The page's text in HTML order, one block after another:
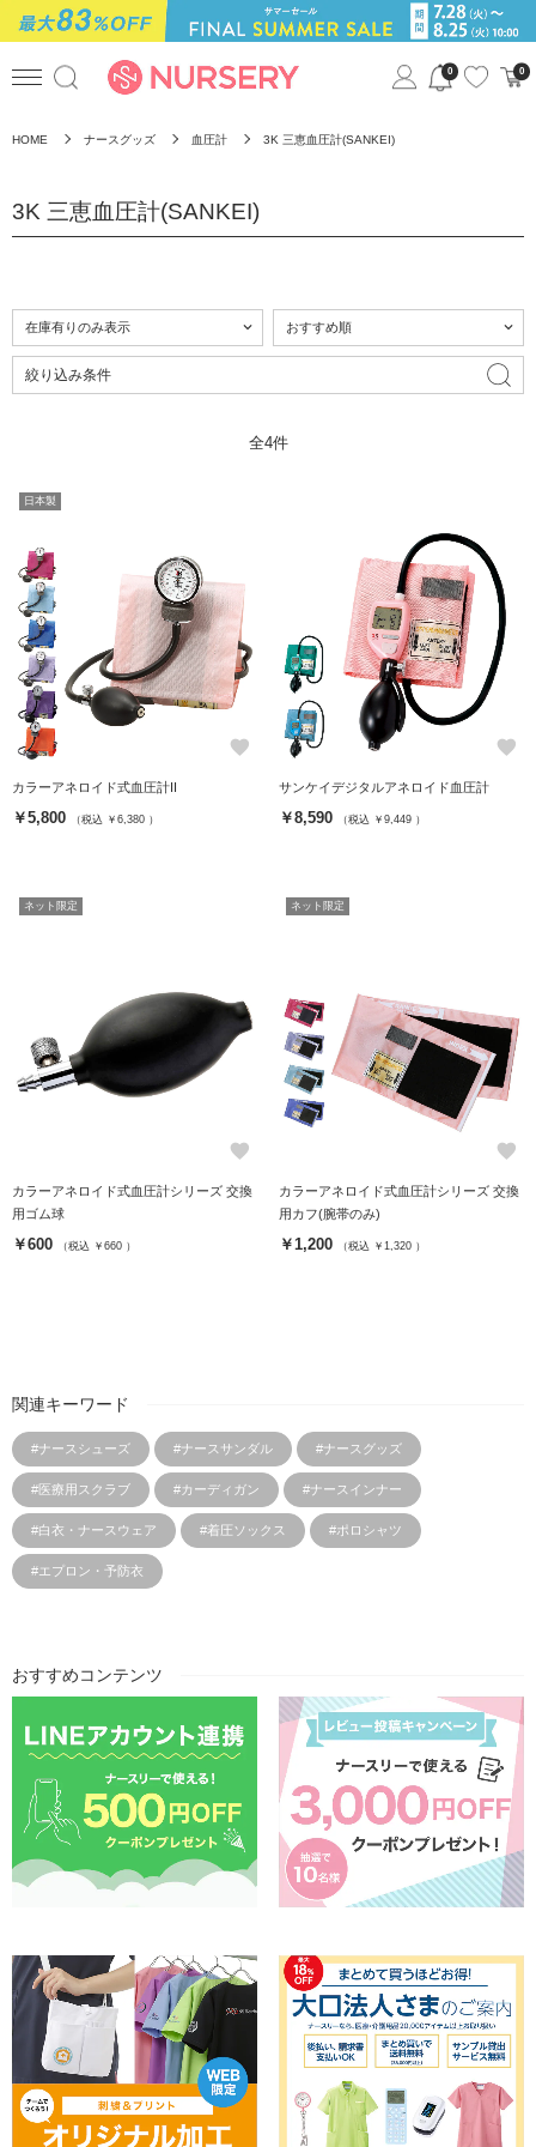
0 0
HOME ナースグッズ 血圧計 3K 三恵血圧計(SANKEI)
3K 三恵血圧計(SANKEI)
絞り込み条件
全4件
日本製
favorite
カラーアネロイド式血圧計II
￥5,800 （税込 ￥6,380 ）
favorite
サンケイデジタルアネロイド血圧計
￥8,590 （税込 ￥9,449 ）
ネット限定
favorite
カラーアネロイド式血圧計シリーズ 交換
用ゴム球
￥600 （税込 ￥660 ）
ネット限定
favorite
カラーアネロイド式血圧計シリーズ 交換
用カフ(腕帯のみ)
￥1,200 （税込 ￥1,320 ）
関連キーワード
#ナースシューズ #ナースサンダル #ナースグッズ
#医療用スクラブ #カーディガン #ナースインナー
#白衣・ナースウェア #着圧ソックス #ポロシャツ
#エプロン・予防衣
おすすめコンテンツ